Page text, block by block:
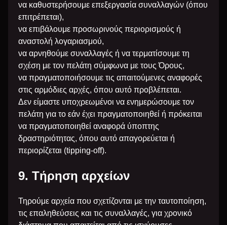
να καθυστερήσουμε επεξεργασία συναλλαγών (όπου
επιτρέπεται),
να επιβάλουμε προσωρινούς περιορισμούς ή
αναστολή λογαριασμού,
να αρνηθούμε συναλλαγές ή να τερματίσουμε τη
σχέση με τον πελάτη σύμφωνα με τους Όρους,
να πραγματοποιήσουμε τις απαιτούμενες αναφορές
στις αρμόδιες αρχές, όπου αυτό προβλέπεται.
Δεν είμαστε υποχρεωμένοι να ενημερώσουμε τον
πελάτη για το εάν έχει πραγματοποιηθεί ή πρόκειται
να πραγματοποιηθεί αναφορά ύποπτης
δραστηριότητας, όπου αυτό απαγορεύεται ή
περιορίζεται (tipping-off).
9. Τήρηση αρχείων
Τηρούμε αρχεία που σχετίζονται με την ταυτοποίηση,
τις επαληθεύσεις και τις συναλλαγές, για χρονικό